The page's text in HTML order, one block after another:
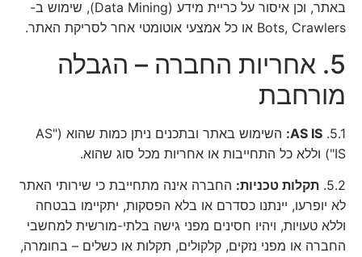
באתר, וכן איסור על כריית מידע (Data Mining), שימוש ב-
Bots, Crawlers או כל אמצעי אוטומטי אחר לסריקת האתר.
5. אחריות החברה – הגבלה
מורחבת
5.1.
AS IS:
השימוש באתר ובתכנים ניתן כמות שהוא ("AS
IS") וללא כל התחייבות או אחריות מכל סוג שהוא.
5.2. תקלות טכניות: החברה אינה מתחייבת כי שירותי האתר
לא יופרעו, יינתנו כסדרם או בלא הפסקות, יתקיימו בבטחה
וללא טעויות, ויהיו חסינים מפני גישה בלתי-מורשית למחשבי
החברה או מפני נזקים, קלקולים, תקלות או כשלים – בחומרה,